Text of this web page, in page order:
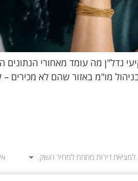
נדל"ן מה עומד מאחורי
מו"מ באזור שהם לא מכירים
למציאת דירות מתחת למחיר השוק